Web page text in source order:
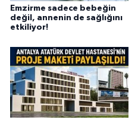
Emzirme sadece bebeğin
değil, annenin de sağlığını
etkiliyor!